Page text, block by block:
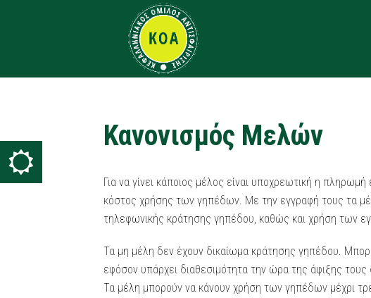
Κανονισμός Μελών
Για να γίνει κάποιος μέλος είναι υποχρεωτική η
κόστος χρήσης των γηπέδων. Με την εγγραφή τους τα
τηλεφωνικής κράτησης γηπέδου, καθώς και χρήση των
Τα μη μέλη δεν έχουν δικαίωμα κράτησης γηπέδου.
εφόσον υπάρχει διαθεσιμότητα την ώρα της άφιξης τους
Τα μέλη μπορούν να κάνουν χρήση των γηπέδων μέχρι